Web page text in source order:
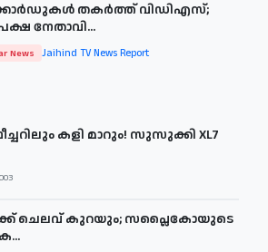
തകർത്ത് വിഡിഎസ്;
നേതാവി...
News Jaihind TV News Report
കളി മാറും! സുസുക്കി XL7
ചെലവ് കുറയും; സപ്ലൈകോയുടെ